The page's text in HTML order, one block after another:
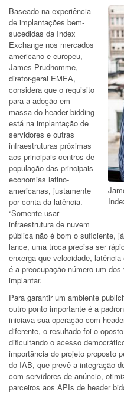
Baseado na experiência
de implantações bem-
sucedidas da Index
Exchange nos mercados
americano e europeu,
James Prudhomme,
diretor-geral EMEA,
considera que o requisito
para a adoção em
massa do header bidding
está na implantação de
servidores e outras
infraestruturas próximas
aos principais centros de
população das principais
economias latino-
americanas, justamente
por conta da latência.
“Somente usar
infraestrutura de nuvem
pública não é bom o suficiente,
lance, uma troca precisa ser
enxerga que velocidade,
é a preocupação número um
implantar.
Para garantir um ambiente
outro ponto importante é a
iniciava sua operação com
diferente, o resultado foi o
dificultando o acesso
importância do projeto proposto
do IAB, que prevê a integração
com servidores de anúncio,
parceiros aos APIs de header